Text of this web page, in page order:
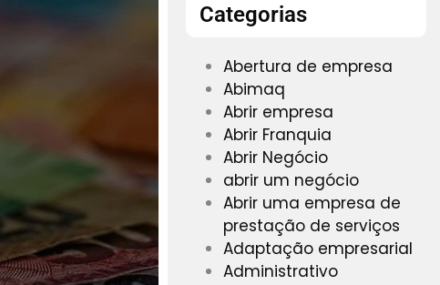
Categorias
Abertura de empresa
Abimaq
Abrir empresa
Abrir Franquia
Abrir Negócio
abrir um negócio
Abrir uma empresa de
prestação de serviços
Adaptação empresarial
Administrativo